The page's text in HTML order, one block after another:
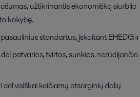
užtikrinantis ekonomišką siurblio
kokybę.
standartus, įskaitant EHEDG
patvarios, tvirtos, sunkios, nerūdijančio
visiškai keičiamų atsarginių dalių